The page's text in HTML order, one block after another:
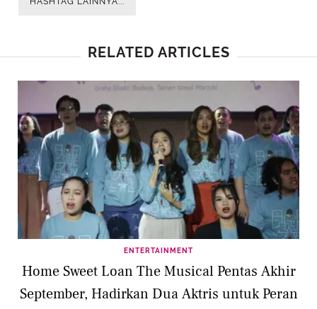
RELATED ARTICLES
ENTERTAINMENT
Home Sweet Loan The Musical Pentas Akhir
September, Hadirkan Dua Aktris untuk Peran